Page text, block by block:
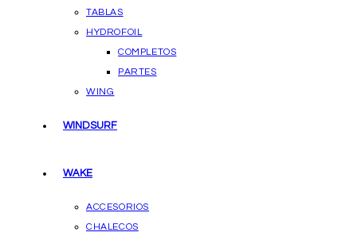
TABLAS
HYDROFOIL
COMPLETOS
PARTES
WING
WINDSURF
WAKE
ACCESORIOS
CHALECOS